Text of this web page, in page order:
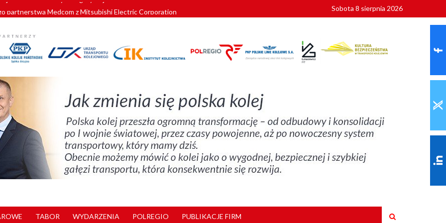
partnerstwa Medcom z Mitsubishi Electric Corporation
znów szuka dostawcy nowych EZT
kolejowych w północnej Wielkopolsce. Łatwiejsze dojazdy do pracy i szkoły
nowe standardy kategoryzacji dworców
Sobota 8 sierpnia 2026
TABOR WYDARZENIA POLREGIO PUBLIKACJE FIRM